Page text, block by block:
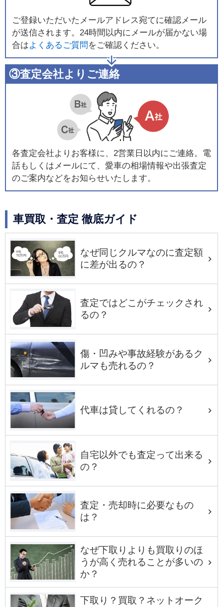
ご登録いただいたメールアドレス宛てに確認メール
が送信されます。24時間以内にメールが届かない場
合はよくあるご質問 をご確認ください。
③査定会社よりご連絡
各査定会社よりお客様に、2営業日以内にご連絡。電
話もしくはメールにて、愛車の相場情報や出張査定
のご案内などをお知らせいたします。
車買取・査定 徹底ガイド
なぜ同じクルマなのに査定額
に差が出るの？
査定ではどこがチェックされ
るの？
傷・凹みや事故経験があるク
ルマも売れるの？
代車は貸してくれるの？
自宅以外でも査定って出来る
の？
査定・売却時に必要なもの
は？
なぜ下取りよりも買取りのほ
うが高く売れることが多いの
か？
下取り？買取？ネットオーク